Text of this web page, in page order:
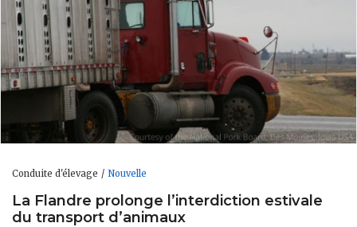
Conduite d'élevage Nouvelle
La Flandre prolonge l’interdiction estivale
du transport d’animaux